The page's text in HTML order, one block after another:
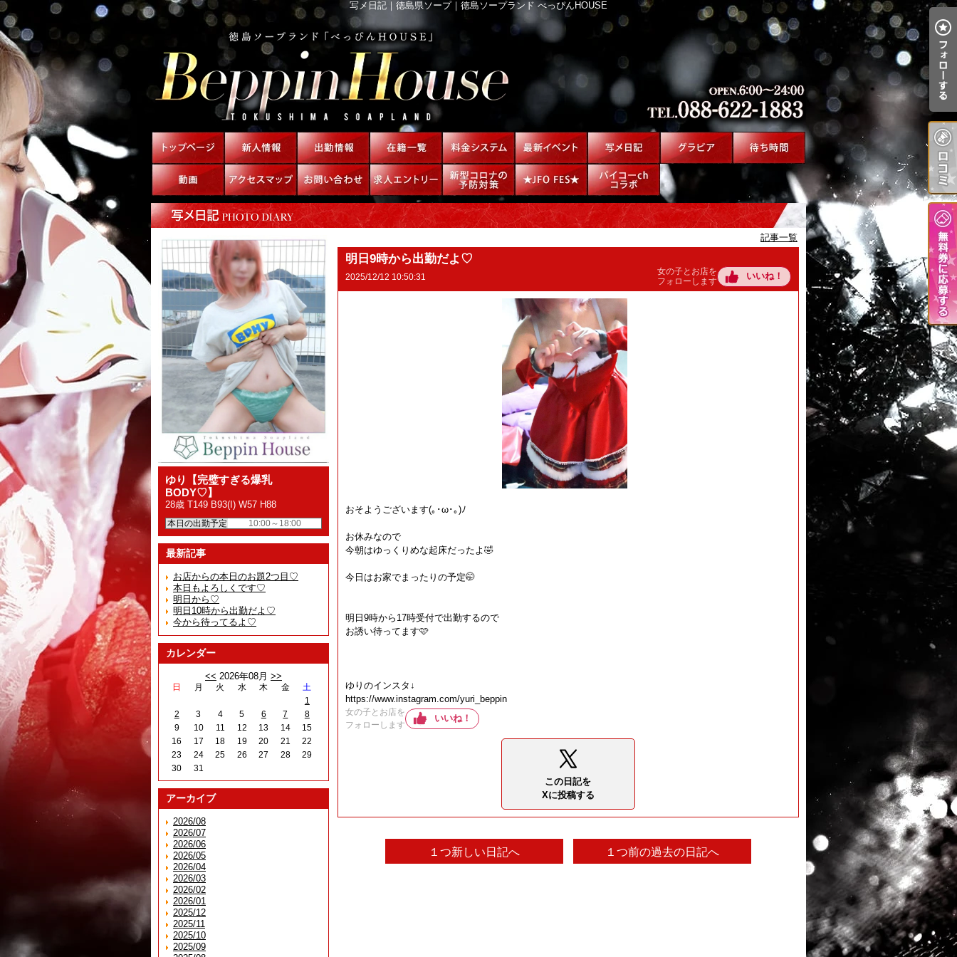
写メ日記｜徳島県ソープ｜徳島ソープランド べっぴんHOUSE
ゆり【完璧すぎる爆乳
BODY♡】
28歳 T149 B93(I) W57 H88
本日の出勤予定 10:00～18:00
最新記事
お店からの本日のお題2つ目♡
本日もよろしくです♡
明日から♡
明日10時から出勤だよ♡
今から待ってるよ♡
カレンダー
<< 2026年08月 >>
日 月 火 水 木 金
土
1
2
3 4 5 6 7
8
9
10 11 12 13 14
15
16
17 18 19 20 21
22
23
24 25 26 27 28
29
30
31
アーカイブ
2026/08
2026/07
2026/06
2026/05
2026/04
2026/03
2026/02
2026/01
2025/12
2025/11
2025/10
2025/09
記事一覧
明日9時から出勤だよ♡
2025/12/12 10:50:31
女の子とお店を
フォローします
いいね！
おそようございます(⁠｡⁠･⁠ω⁠･⁠｡⁠)⁠ﾉ⁠
お休みなので
今朝はゆっくりめな起床だったよ🤣
今日はお家でまったりの予定🤭
明日9時から17時受付で出勤するので
お誘い待ってます🩷
ゆりのインスタ↓
https://www.instagram.com/yuri_beppin
女の子とお店を
フォローします
いいね！
この日記を
Xに投稿する
１つ新しい日記へ １つ前の過去の日記へ